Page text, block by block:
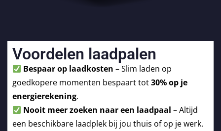
Voordelen laadpalen
Bespaar op laadkosten – Slim laden op
goedkopere momenten bespaart tot30% op je
energierekening.
Nooit meer zoeken naar een laadpaal – Altijd
een beschikbare laadplek bij jou thuis of op je werk.